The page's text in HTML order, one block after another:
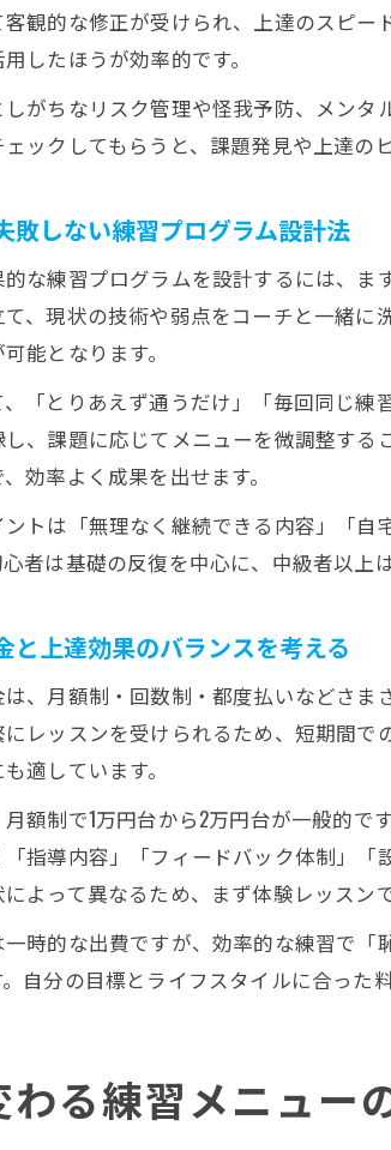
短期間・
観的な修正が受けられ、上達のスピ
したほうが効率的です。
がちなリスク管理や怪我予防、メン
ックしてもらうと、課題発見や上達の
敗しない練習プログラム設計法
な練習プログラムを設計するには、ま
、現状の技術や弱点をコーチと一緒
能となります。
「とりあえず通うだけ」「毎回同じ
、課題に応じてメニューを微調整す
効率よく成果を出せます。
トは「無理なく継続できる内容」「
者は基礎の反復を中心に、中級者以上
と上達効果のバランスを考える
、月額制・回数制・都度払いなどさ
レッスンを受けられるため、短期間
適しています。
額制で1万円台から2万円台が一般的
指導内容」「フィードバック体制」
よって異なるため、まず体験レッスン
時的な出費ですが、効率的な練習で
自分の目標とライフスタイルに合った
る練習メニュー